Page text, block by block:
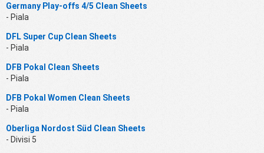
Germany Play-offs 4/5 Clean Sheets
- Piala
DFL Super Cup Clean Sheets
- Piala
DFB Pokal Clean Sheets
- Piala
DFB Pokal Women Clean Sheets
- Piala
Oberliga Nordost Süd Clean Sheets
- Divisi 5